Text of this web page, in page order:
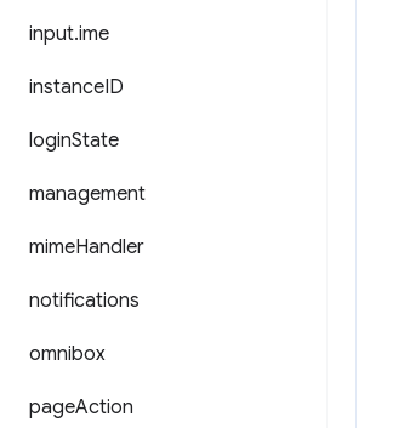
input.ime
instanceID
loginState
management
mimeHandler
notifications
omnibox
pageAction